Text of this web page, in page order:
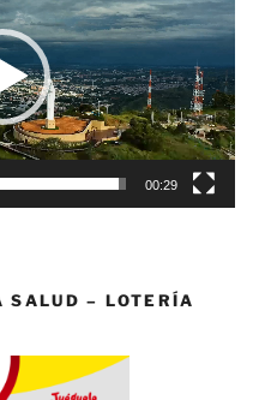
00:29
SALUD – LOTERÍA